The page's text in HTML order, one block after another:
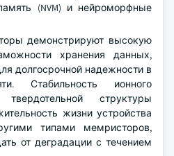
(NVM) и нейроморфные
демонстрируют высокую
хранения данных,
долгосрочной надежности в
Стабильность ионного
структуры
жизни устройства
типами мемристоров,
от деградации с течением